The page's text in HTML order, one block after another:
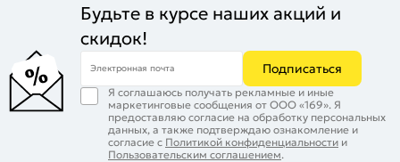
Будьте в курсе наших акций и
скидок!
Электронная почта Подписаться
Я соглашаюсь получать рекламные и иные
маркетинговые сообщения от ООО «169». Я
предоставляю согласие на обработку персональных
данных, а также подтверждаю ознакомление и
согласие с Политикой конфиденциальности и
Пользовательским соглашением.